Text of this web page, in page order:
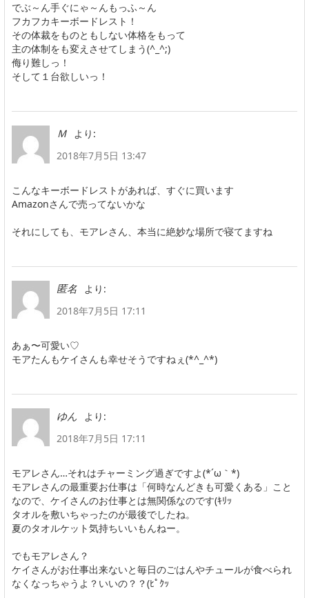
でぶ～ん手ぐにゃ～んもっふ～ん
フカフカキーボードレスト！
その体裁をものともしない体格をもって
主の体制をも変えさせてしまう(^_^;)
侮り難しっ！
そして１台欲しいっ！
Ｍ
より:
2018年7月5日 13:47
こんなキーボードレストがあれば、すぐに買います
Amazonさんで売ってないかな
それにしても、モアレさん、本当に絶妙な場所で寝てますね
匿名
より:
2018年7月5日 17:11
あぁ〜可愛い♡
モアたんもケイさんも幸せそうですねぇ(*^_^*)
ゆん
より:
2018年7月5日 17:11
モアレさん…それはチャーミング過ぎですよ(*´ω｀*)
モアレさんの最重要お仕事は「何時なんどきも可愛くある」こと
なので、ケイさんのお仕事とは無関係なのです(ｷﾘｯ
タオルを敷いちゃったのが最後でしたね。
夏のタオルケット気持ちいいもんねー。
でもモアレさん？
ケイさんがお仕事出来ないと毎日のごはんやチュールが食べられ
なくなっちゃうよ？いいの？？(ﾋﾟｸｯ